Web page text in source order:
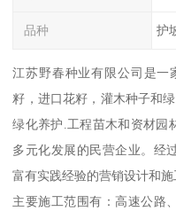
品种 护
江苏野春种业有限公司是一
籽，进口花籽，灌木种子和
绿化养护.工程苗木和资材园
多元化发展的民营企业。经
富有实践经验的营销设计和施
主要施工范围有：高速公路